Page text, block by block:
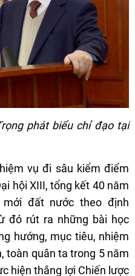
phát biểu chỉ đạo tại
vụ đi sâu kiểm điểm
hội XIII, tổng kết 40 năm
đất nước theo định
đó rút ra những bài học
hướng, mục tiêu, nhiệm
toàn quân ta trong 5 năm
hiện thắng lợi Chiến lược